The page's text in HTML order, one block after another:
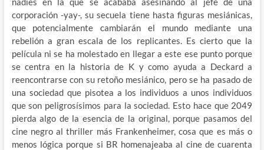
corporación -yay-, su secuela tiene hasta figuras mesiánicas,
que potencialmente cambiarán el mundo mediante una
rebelión a gran escala de los replicantes. Es cierto que la
película ni se ha molestado en llegar a este ese punto porque
se centra en la historia de K y como ayuda a Deckard a
reencontrarse con su retoño mesiánico, pero se ha pasado de
una sociedad que pisotea a los individuos a unos individuos
que son peligrosísimos para la sociedad. Esto hace que 2049
pierda algo de la esencia de la original, porque pasamos del
cine negro al thriller más Frankenheimer, cosa que es más o
menos lógica porque si BR homenajeaba al cine de cuarenta